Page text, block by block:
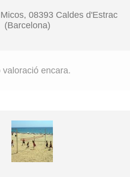
08393 Caldes d'Estrac
(Barcelona)
valoració encara.